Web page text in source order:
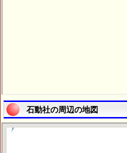
石動社の周辺の地図